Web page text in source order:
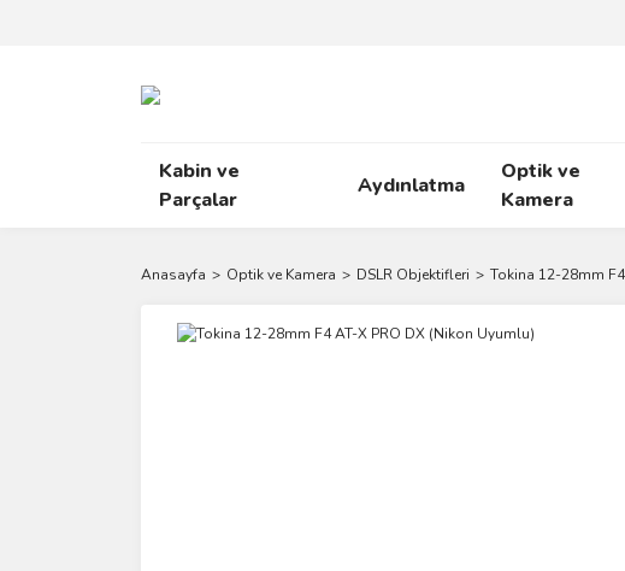
Kabin ve
Parçalar
Aydınlatma
Optik ve
Kamera
Anasayfa Optik ve Kamera DSLR Objektifleri Tokina 12-28mm